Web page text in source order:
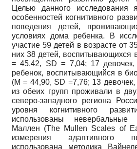
Целью данного исследования
особенностей когнитивного
поведения детей,
условиях дома ребенка. В
участие 59 детей в возрасте от
них 38 детей, воспитывающихся
= 45,42, SD = 7,04; 17
ребенок, воспитывающийся в
(M = 44,90, SD =7,76; 13
из обеих групп проживали в
северо-западного региона
уровня когнитивного
использованы
Маллен (The Mullen Scales of
измерения адаптивного
использована методика